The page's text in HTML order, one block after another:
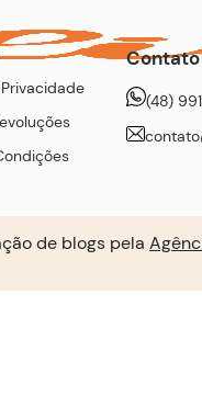
Contato
(48)
de blogs pela